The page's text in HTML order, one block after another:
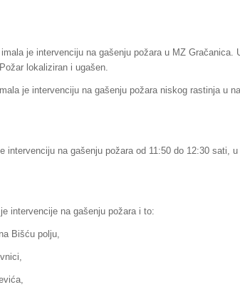
je intervenciju na gašenju požara u MZ Gračanica.
lokaliziran i ugašen.
je intervenciju na gašenju požara niskog rastinja u
intervenciju na gašenju požara od 11:50 do 12:30 sati,
intervencije na gašenju požara i to:
Bišću polju,